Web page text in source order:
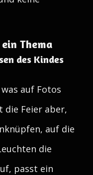
Thema
des Kindes
auf Fotos
die Feier aber,
auf die
die
passt ein